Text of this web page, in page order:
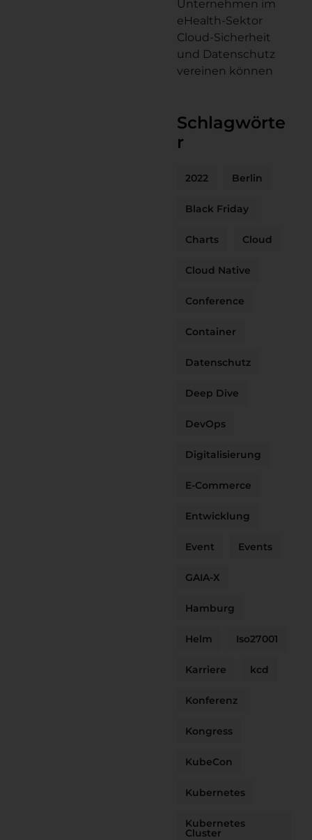
Unternehmen im
eHealth-Sektor
Cloud-Sicherheit
und Datenschutz
vereinen können
Schlagwörte
r
2022 Berlin
Black Friday
Charts Cloud
Cloud Native
Conference
Container
Datenschutz
Deep Dive
DevOps
Digitalisierung
E-Commerce
Entwicklung
Event Events
GAIA-X
Hamburg
Helm Iso27001
Karriere kcd
Konferenz
Kongress
KubeCon
Kubernetes
Kubernetes
Cluster